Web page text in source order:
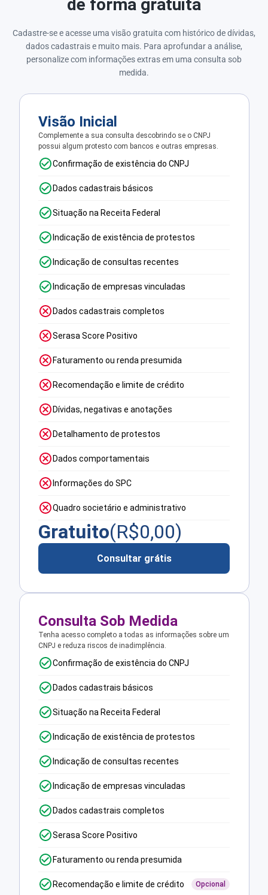
de forma gratuita
Cadastre-se e acesse uma visão gratuita com histórico de dívidas,
dados cadastrais e muito mais. Para aprofundar a análise,
personalize com informações extras em uma consulta sob
medida.
Visão Inicial
Complemente a sua consulta descobrindo se o CNPJ
possui algum protesto com bancos e outras empresas.
Confirmação de existência do CNPJ
Dados cadastrais básicos
Situação na Receita Federal
Indicação de existência de protestos
Indicação de consultas recentes
Indicação de empresas vinculadas
Dados cadastrais completos
Serasa Score Positivo
Faturamento ou renda presumida
Recomendação e limite de crédito
Dívidas, negativas e anotações
Detalhamento de protestos
Dados comportamentais
Informações do SPC
Quadro societário e administrativo
Gratuito(R$0,00)
Consultar grátis
Consulta Sob Medida
Tenha acesso completo a todas as informações sobre um
CNPJ e reduza riscos de inadimplência.
Confirmação de existência do CNPJ
Dados cadastrais básicos
Situação na Receita Federal
Indicação de existência de protestos
Indicação de consultas recentes
Indicação de empresas vinculadas
Dados cadastrais completos
Serasa Score Positivo
Faturamento ou renda presumida
Recomendação e limite de crédito Opcional